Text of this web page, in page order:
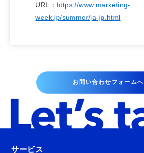
URL： https://www.marketing-
week.jp/summer/ja-jp.html
お問い合わせフォームへ
サービス